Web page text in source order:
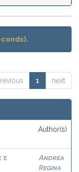
1 next
Author(s)
e
Andrea
Regina